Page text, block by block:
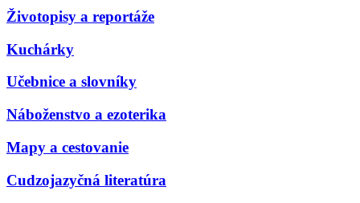
Životopisy a reportáže
Kuchárky
Učebnice a slovníky
Náboženstvo a ezoterika
Mapy a cestovanie
Cudzojazyčná literatúra